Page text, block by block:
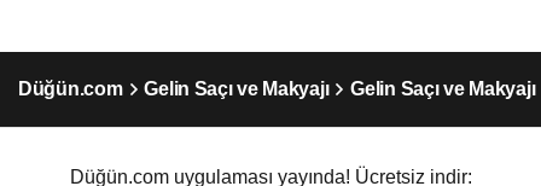
Düğün.com Gelin Saçı ve Makyajı Gelin Saçı ve Makyajı
Düğün.com uygulaması yayında! Ücretsiz indir: